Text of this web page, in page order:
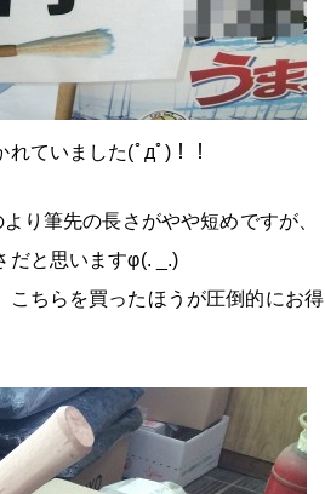
ていました(ﾟдﾟ)！！
り筆先の長さがやや短めですが、
だと思いますφ(. _.)
こちらを買ったほうが圧倒的にお得